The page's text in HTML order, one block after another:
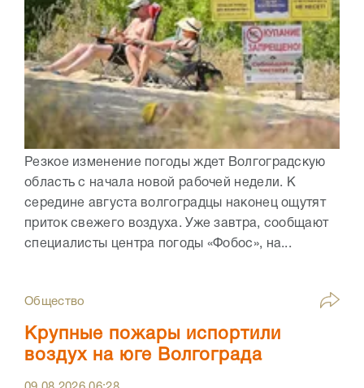
Резкое изменение погоды ждет Волгоградскую
область с начала новой рабочей недели. К
середине августа волгоградцы наконец ощутят
приток свежего воздуха. Уже завтра, сообщают
специалисты центра погоды «Фобос», на...
Общество
Крупные пожары испортили
воздух на юге Волгограда